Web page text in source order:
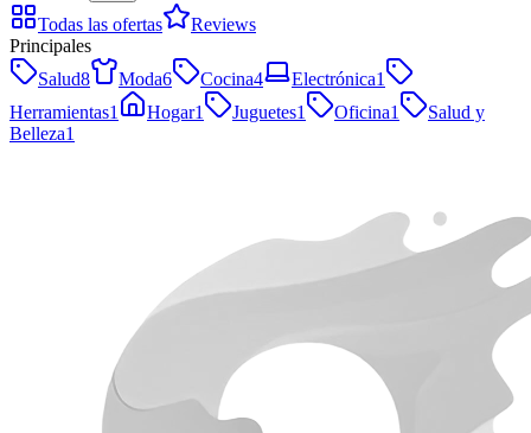
Todas las ofertas
Reviews
Principales
Salud8 Moda6 Cocina4 Electrónica1
Herramientas1 Hogar1 Juguetes1 Oficina1
Salud y
Belleza1